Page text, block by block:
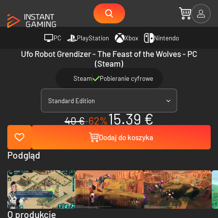
PC PlayStation Xbox Nintendo
Ufo Robot Grendizer - The Feast of the Wolves - PC
(Steam)
Steam Pobieranie cyfrowe
Standard Edition
40 €-62%15.39 €
Dodaj do koszyka
O produkcie
Podgląd